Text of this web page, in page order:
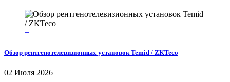
+
Обзор рентгенотелевизионных установок Temid / ZKTeco
02 Июля 2026